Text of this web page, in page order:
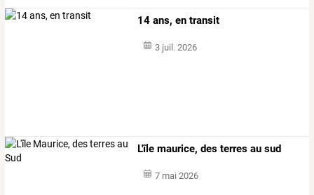
14 ans, en transit
3 juil. 2026
L'île maurice, des terres au sud
7 mai 2026